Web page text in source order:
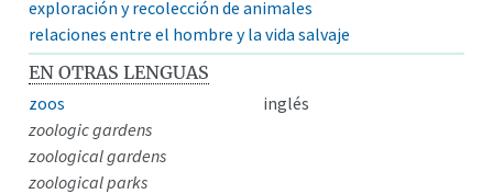
exploración y recolección de animales
relaciones entre el hombre y la vida salvaje
EN OTRAS LENGUAS
zoos
inglés
zoologic gardens
zoological gardens
zoological parks